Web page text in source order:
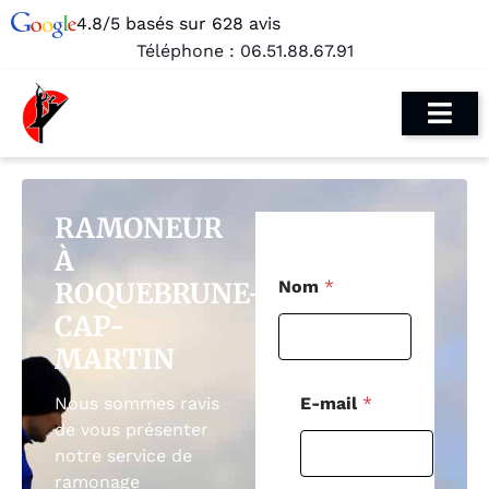
4.8/5 basés sur 628 avis
Téléphone : 06.51.88.67.91
RAMONEUR
À
ROQUEBRUNE-
CAP-
MARTIN
Nous sommes ravis
de vous présenter
notre service de
ramonage
Nom *
s
a
E-mail *